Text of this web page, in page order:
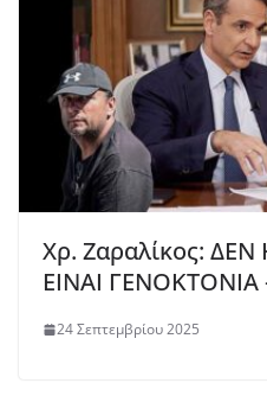
Χρ. Ζαραλίκος:
ΕΙΝΑΙ ΓEΝΟΚΤΟΝΙΑ
24 Σεπτεμβρίου 2025